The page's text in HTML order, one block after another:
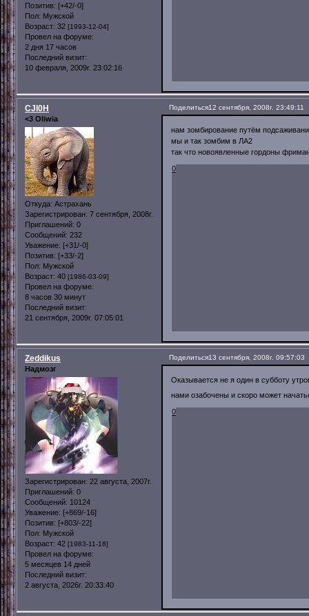
Позитив: [+42/-0]
Пол: Мужской
Возраст: 32 [1993-12-04]
Провел на форуме:
2 дня 17 часов
Последний визит:
10 февраля, 2009г. 23:02:16
Поделиться12 сентября, 2008г. 23:49:11
CJl0H
<3 Oliwia
Откуда: Астрахань
Зарегистрирован: 7 сентября, 2008г.
Приглашений: 0
Сообщений: 232
Уважение: [+31/-0]
Позитив: [+33/-2]
Пол: Мужской
Возраст: 40 [1986-03-09]
Провел на форуме:
8 часов 30 минут
Последний визит:
21 сентября, 2009г. 07:05:01
нам зомбирование путём
мы и так зомбим в ЛА2
так что новоявленные гордоны
0
Поделиться13 сентября, 2008г. 09:57:03
Zeddikus
Надмозг
Зарегистрирован: 22 августа, 2007г.
Приглашений: 0
Сообщений: 10124
Уважение: [+869/-16]
Позитив: [+803/-22]
Пол: Мужской
Возраст: 42 [1983-11-18]
Провел на форуме:
5 месяцев 14 дней
Последний визит:
2 августа, 2026г. 20:33:40
Оказывается не я один в субботу
нами озабочены и скоро может
0